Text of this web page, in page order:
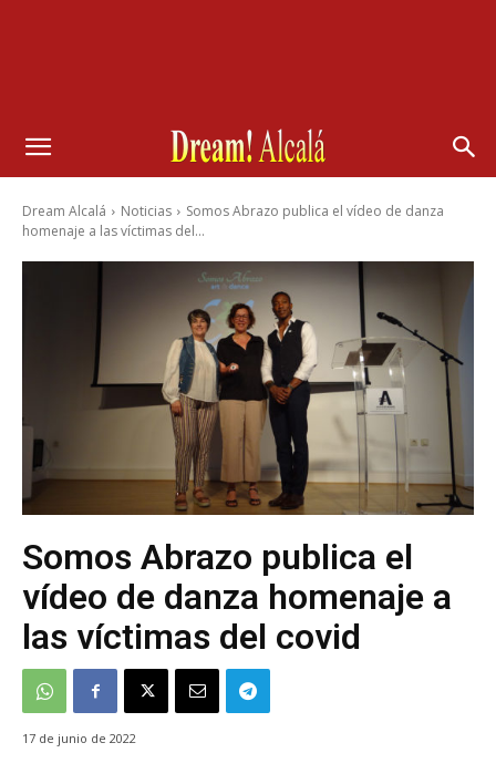
Dream Alcalá Noticias
Somos Abrazo publica el vídeo de danza
homenaje a las víctimas del...
Somos Abrazo publica el
vídeo de danza homenaje a
las víctimas del covid
17 de junio de 2022